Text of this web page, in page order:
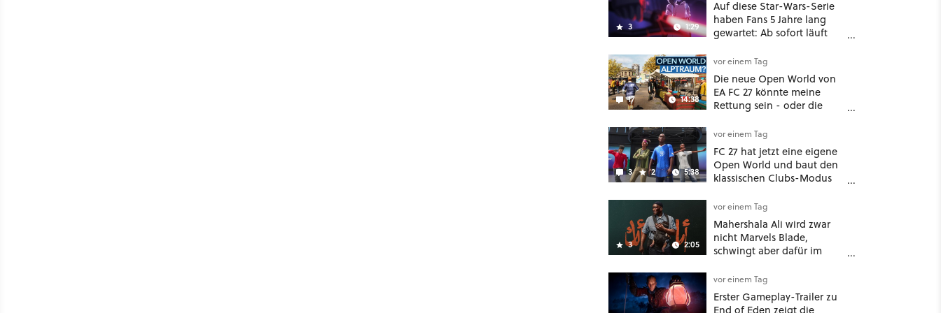
3 1:29
Auf diese Star-Wars-Serie
haben Fans 5 Jahre lang
gewartet: Ab sofort läuft
Disney Plus
17 14:38
vor einem Tag
Die neue Open World von
EA FC 27 könnte meine
Rettung sein - oder die
3 2 5:38
vor einem Tag
FC 27 hat jetzt eine eigene
Open World und baut den
klassischen Clubs-Modus
Spieler-Sandbox aus
3 2:05
vor einem Tag
Mahershala Ali wird zwar
nicht Marvels Blade,
schwingt aber dafür im
Mother Your Mother Your
Mother das Schwert
vor einem Tag
Erster Gameplay-Trailer zu